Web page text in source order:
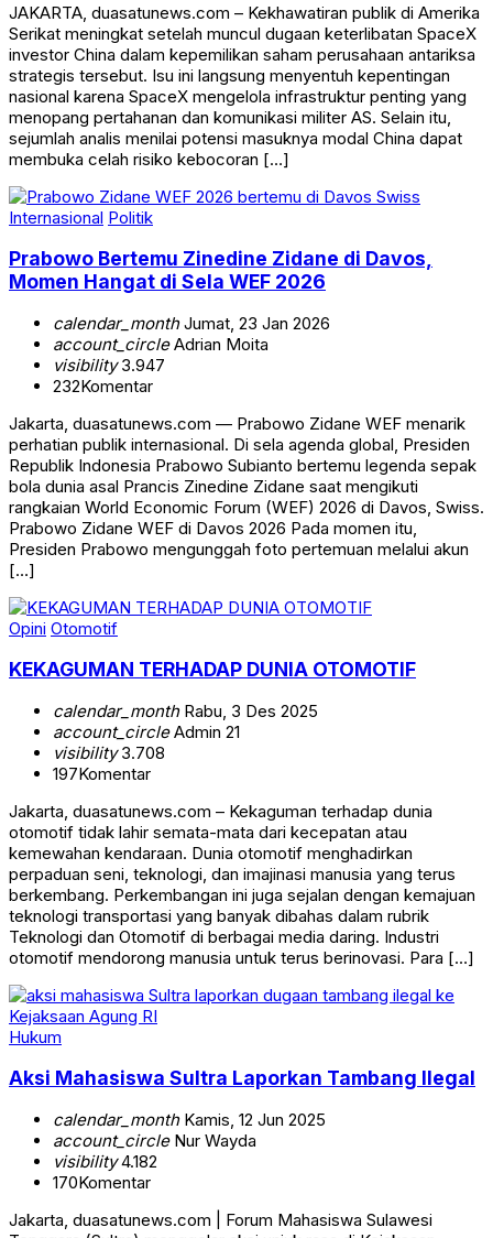
JAKARTA, duasatunews.com – Kekhawatiran publik di Amerika
Serikat meningkat setelah muncul dugaan keterlibatan SpaceX
investor China dalam kepemilikan saham perusahaan antariksa
strategis tersebut. Isu ini langsung menyentuh kepentingan
nasional karena SpaceX mengelola infrastruktur penting yang
menopang pertahanan dan komunikasi militer AS. Selain itu,
sejumlah analis menilai potensi masuknya modal China dapat
membuka celah risiko kebocoran […]
Internasional Politik
Prabowo Bertemu Zinedine Zidane di Davos,
Momen Hangat di Sela WEF 2026
calendar_monthJumat, 23 Jan 2026
account_circleAdrian Moita
visibility3.947
232Komentar
Jakarta, duasatunews.com — Prabowo Zidane WEF menarik
perhatian publik internasional. Di sela agenda global, Presiden
Republik Indonesia Prabowo Subianto bertemu legenda sepak
bola dunia asal Prancis Zinedine Zidane saat mengikuti
rangkaian World Economic Forum (WEF) 2026 di Davos, Swiss.
Prabowo Zidane WEF di Davos 2026 Pada momen itu,
Presiden Prabowo mengunggah foto pertemuan melalui akun
[…]
Opini Otomotif
KEKAGUMAN TERHADAP DUNIA OTOMOTIF
calendar_monthRabu, 3 Des 2025
account_circleAdmin 21
visibility3.708
197Komentar
Jakarta, duasatunews.com – Kekaguman terhadap dunia
otomotif tidak lahir semata-mata dari kecepatan atau
kemewahan kendaraan. Dunia otomotif menghadirkan
perpaduan seni, teknologi, dan imajinasi manusia yang terus
berkembang. Perkembangan ini juga sejalan dengan kemajuan
teknologi transportasi yang banyak dibahas dalam rubrik
Teknologi dan Otomotif di berbagai media daring. Industri
otomotif mendorong manusia untuk terus berinovasi. Para […]
Hukum
Aksi Mahasiswa Sultra Laporkan Tambang Ilegal
calendar_monthKamis, 12 Jun 2025
account_circleNur Wayda
visibility4.182
170Komentar
Jakarta, duasatunews.com | Forum Mahasiswa Sulawesi